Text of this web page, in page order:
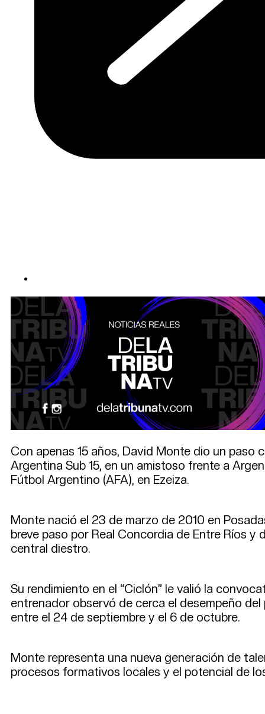
Con apenas 15 años, David Monte dio un
Argentina Sub 15, en un amistoso frente a
Fútbol Argentino (AFA), en Ezeiza.
Monte nació el 23 de marzo de 2010 en
breve paso por Real Concordia de Entre Ríos
central diestro.
Su rendimiento en el “Ciclón” le valió la
entrenador observó de cerca el desempeño
entre el 24 de septiembre y el 6 de octubre.
Monte representa una nueva generación de
procesos formativos locales y el potencial de